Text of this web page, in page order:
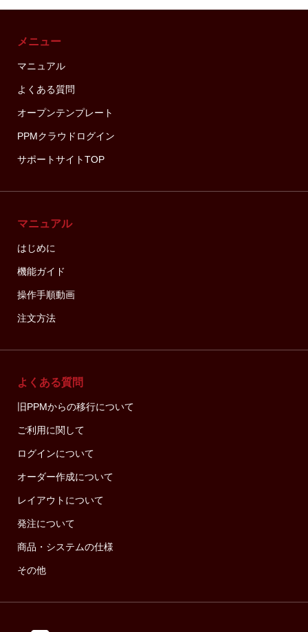
メニュー
マニュアル
よくある質問
オープンテンプレート
PPMクラウドログイン
サポートサイトTOP
マニュアル
はじめに
機能ガイド
操作手順動画
注文方法
よくある質問
旧PPMからの移行について
ご利用に関して
ログインについて
オーダー作成について
レイアウトについて
発注について
商品・システムの仕様
その他